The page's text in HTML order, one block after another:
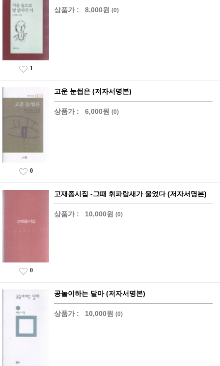
상품가 : 8,000원 (0)
1
고운 눈썹은 (저자서명본)
상품가 : 6,000원 (0)
0
고재종시집 -그때 휘파람새가 울었다 (저자서명본)
상품가 : 10,000원 (0)
0
공놀이하는 달마 (저자서명본)
상품가 : 10,000원 (0)